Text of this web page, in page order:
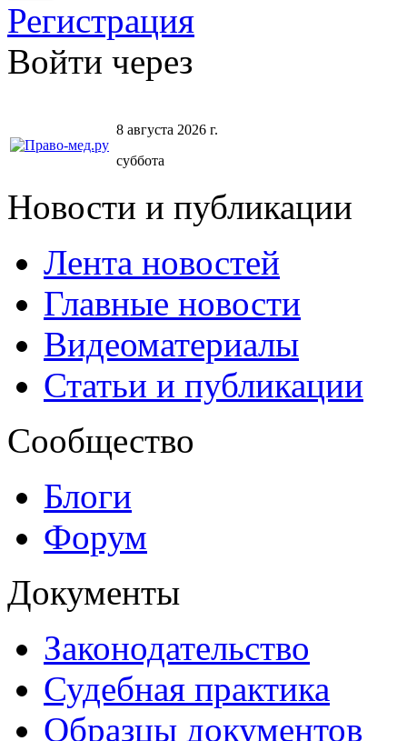
Регистрация
Войти через
8 августа 2026 г.
суббота
Новости и публикации
Лента новостей
Главные новости
Видеоматериалы
Статьи и публикации
Сообщество
Блоги
Форум
Документы
Законодательство
Судебная практика
Образцы документов